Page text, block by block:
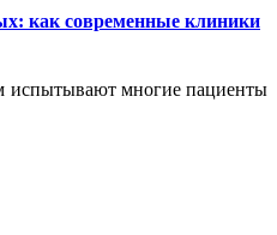
как современные клиники
испытывают многие пациенты